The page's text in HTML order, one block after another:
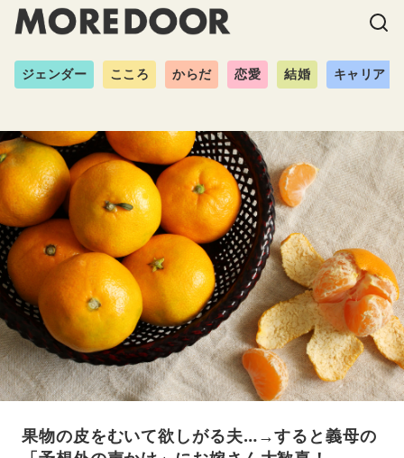
ジェンダー こころ からだ 恋愛 結婚 キャリア
果物の皮をむいて欲しがる夫…→すると義母の